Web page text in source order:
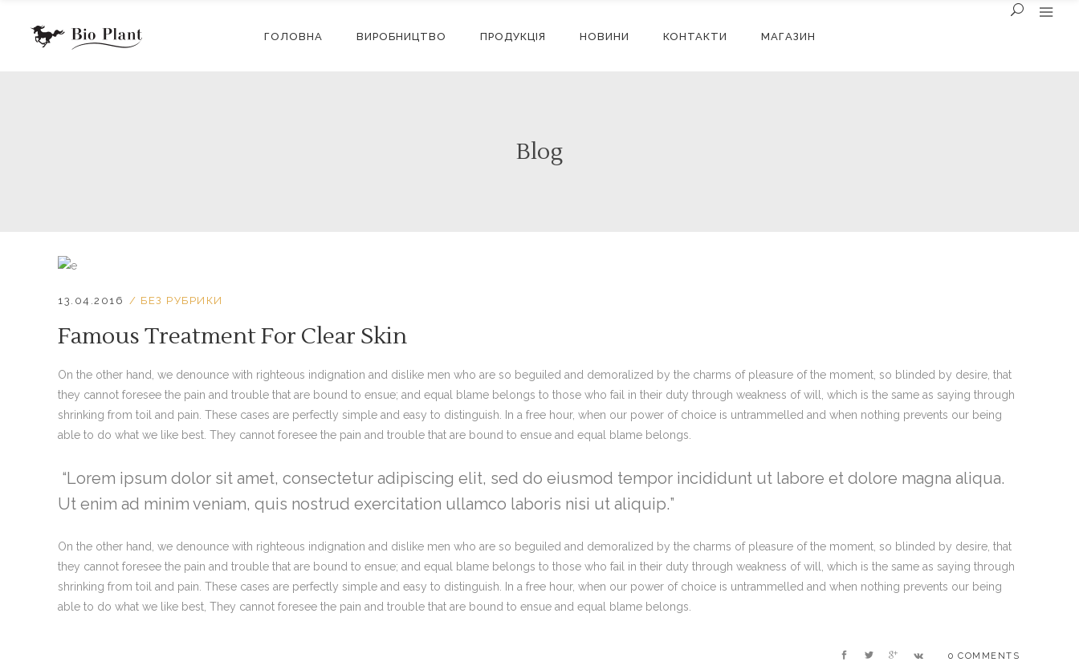
ГОЛОВНА ВИРОБНИЦТВО ПРОДУКЦІЯ НОВИНИ КОНТАКТИ МАГАЗИН
Blog
13.04.2016 БЕЗ РУБРИКИ
Famous Treatment For Clear Skin
On the other hand, we denounce with righteous indignation and dislike men who are so beguiled and demoralized by the charms of pleasure of the moment, so blinded by desire, that
they cannot foresee the pain and trouble that are bound to ensue; and equal blame belongs to those who fail in their duty through weakness of will, which is the same as saying through
shrinking from toil and pain. These cases are perfectly simple and easy to distinguish. In a free hour, when our power of choice is untrammelled and when nothing prevents our being
able to do what we like best. They cannot foresee the pain and trouble that are bound to ensue and equal blame belongs.
Lorem ipsum dolor sit amet, consectetur adipiscing elit, sed do eiusmod tempor incididunt ut labore et dolore magna aliqua.
Ut enim ad minim veniam, quis nostrud exercitation ullamco laboris nisi ut aliquip.
On the other hand, we denounce with righteous indignation and dislike men who are so beguiled and demoralized by the charms of pleasure of the moment, so blinded by desire, that
they cannot foresee the pain and trouble that are bound to ensue; and equal blame belongs to those who fail in their duty through weakness of will, which is the same as saying through
shrinking from toil and pain. These cases are perfectly simple and easy to distinguish. In a free hour, when our power of choice is untrammelled and when nothing prevents our being
able to do what we like best, They cannot foresee the pain and trouble that are bound to ensue and equal blame belongs.
0 COMMENTS